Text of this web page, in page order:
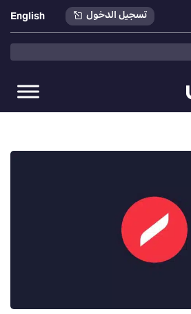
تسجيل الدخول English